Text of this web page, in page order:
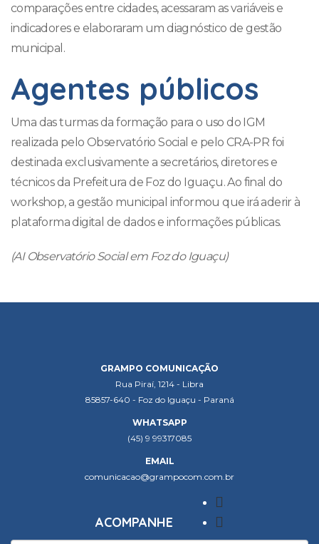
comparações entre cidades, acessaram as variáveis e
indicadores e elaboraram um diagnóstico de gestão
municipal.
Agentes públicos
Uma das turmas da formação para o uso do IGM
realizada pelo Observatório Social e pelo CRA-PR foi
destinada exclusivamente a secretários, diretores e
técnicos da Prefeitura de Foz do Iguaçu. Ao final do
workshop, a gestão municipal informou que irá aderir à
plataforma digital de dados e informações públicas.
(AI Observatório Social em Foz do Iguaçu)
GRAMPO COMUNICAÇÃO
Rua Piraí, 1214 - Libra
85857-640 - Foz do Iguaçu - Paraná
WHATSAPP
(45) 9 99317085
EMAIL
comunicacao@grampocom.com.br
ACOMPANHE